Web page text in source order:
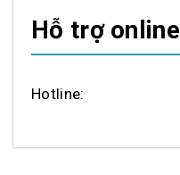
Hỗ trợ online
Hotline: